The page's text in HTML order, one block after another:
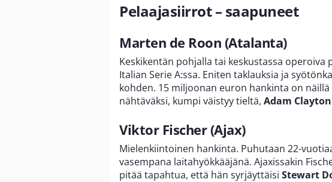
Pelaajasiirrot – saapuneet
Marten de Roon (Atalanta)
Keskikentän pohjalla tai keskustassa operoiva
Italian Serie A:ssa. Eniten taklauksia ja
kohden. 15 miljoonan euron hankinta on näillä
nähtäväksi, kumpi väistyy tieltä, Adam Clayton
Viktor Fischer (Ajax)
Mielenkiintoinen hankinta. Puhutaan 22-
vasempana laitahyökkääjänä. Ajaxissakin
pitää tapahtua, että hän syrjäyttäisi Stewart